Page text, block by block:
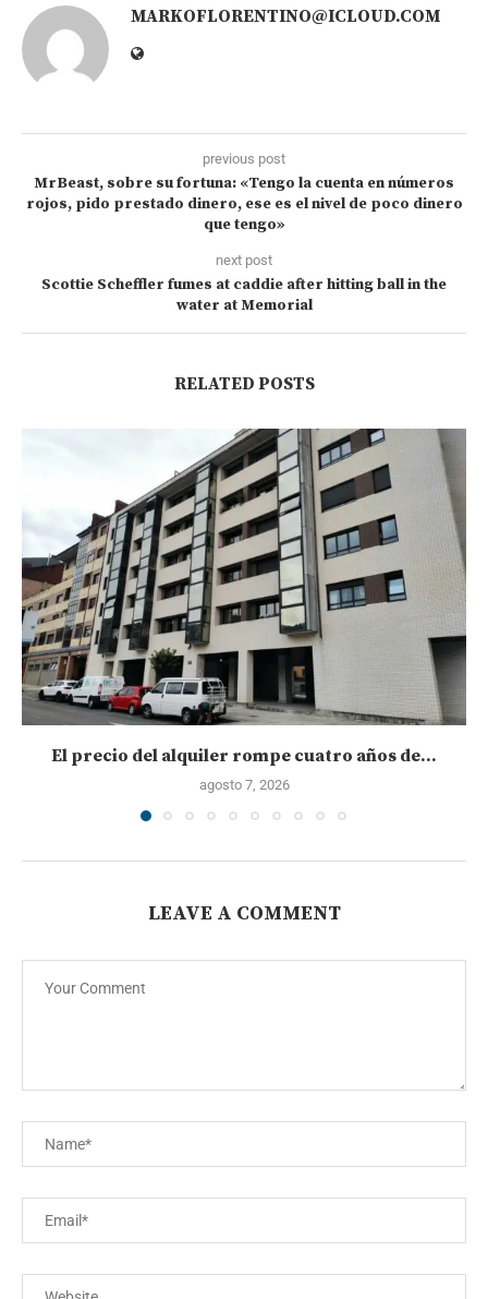
MARKOFLORENTINO@ICLOUD.COM
previous post
MrBeast, sobre su fortuna: «Tengo la cuenta en números
rojos, pido prestado dinero, ese es el nivel de poco dinero
que tengo»
next post
Scottie Scheffler fumes at caddie after hitting ball in the
water at Memorial
RELATED POSTS
El precio del alquiler rompe cuatro años de...
agosto 7, 2026
LEAVE A COMMENT